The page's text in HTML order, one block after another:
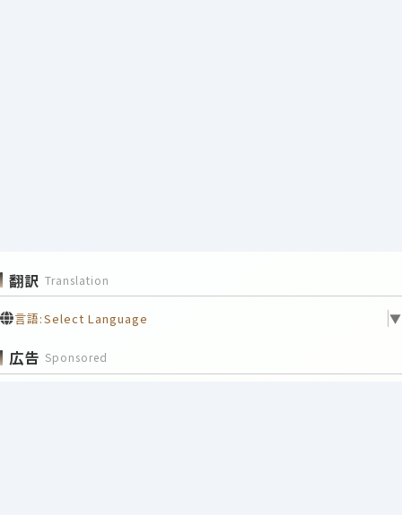
翻訳 Translation
言語:Select Language ▼
広告 Sponsored